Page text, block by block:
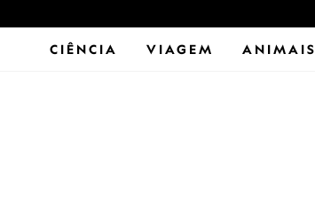
CIÊNCIA VIAGEM ANIMAIS